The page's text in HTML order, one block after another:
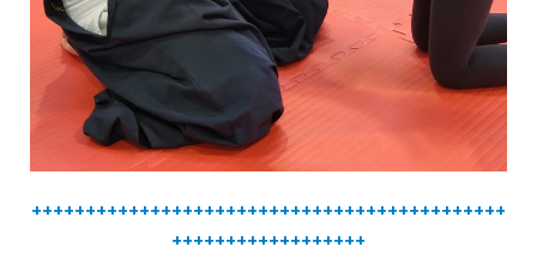
++++++++++++++++++++++++++++++++++++++++++++
++++++++++++++++++